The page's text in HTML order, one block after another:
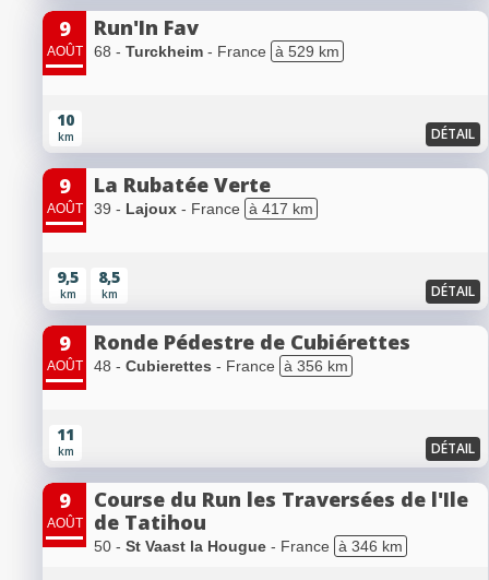
9
AOÛT
Run'In Fav
68 - Turckheim - France à 529 km
10
km DÉTAIL
9
AOÛT
La Rubatée Verte
39 - Lajoux - France à 417 km
9,5
km
8,5
km DÉTAIL
9
AOÛT
Ronde Pédestre de Cubiérettes
48 - Cubierettes - France à 356 km
11
km DÉTAIL
9
AOÛT
Course du Run les Traversées de l'Ile
de Tatihou
50 - St Vaast la Hougue - France à 346 km